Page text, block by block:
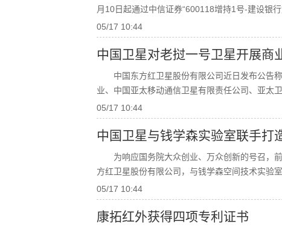
月10日起通过中信证券“600118增持1号-建设银
05/17 10:44
中国卫星对老挝一号卫星开展商
中国东方红卫星股份有限公司近日发布公告
业、中国亚太移动通信卫星有限责任公司、亚太
05/17 10:44
中国卫星与钱学森实验室联手打
为响应国务院大众创业、万众创新的号召
方红卫星股份有限公司，与钱学森空间技术实验
05/17 10:44
康拓红外获得四项专利证书